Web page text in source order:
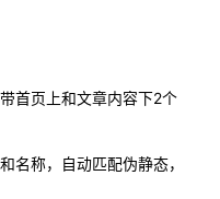
首页上和文章内容下2个
名称，自动匹配伪静态，